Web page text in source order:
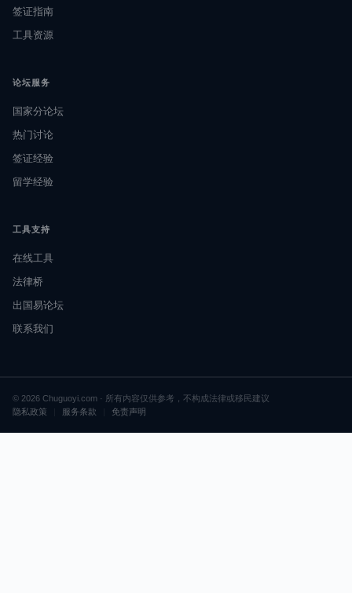
签证指南
工具资源
论坛服务
国家分论坛
热门讨论
签证经验
留学经验
工具支持
在线工具
法律桥
出国易论坛
联系我们
© 2026 Chuguoyi.com · 所有内容仅供参考，不构成法律或移民建议
隐私政策
服务条款 免责声明